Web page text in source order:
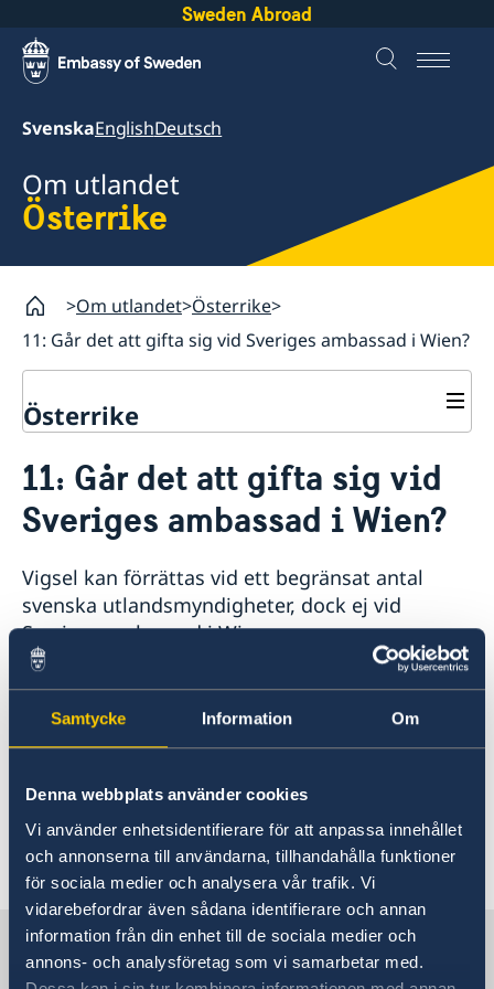
Samtycke Information Om
Denna webbplats använder cookies
Vi använder enhetsidentifierare för att anpassa innehållet
och annonserna till användarna, tillhandahålla funktioner
för sociala medier och analysera vår trafik. Vi
vidarebefordrar även sådana identifierare och annan
information från din enhet till de sociala medier och
annons- och analysföretag som vi samarbetar med.
Sweden Abroad
SvenskaEnglishDeutsch
Om utlandet
Österrike
Om utlandet Österrike
11: Går det att gifta sig vid Sveriges ambassad i Wien?
Österrike
Hjälp till svenskar i Österrike
Rösta i Österrike
Anmälan till röstlängden inför riksdagsvalet 2026
Pass och nationellt ID-kort
Boka tid för pass och nationellt ID-kort
Pass och nationellt ID-kort för vuxen
Pass och nationellt ID-kort för minderårig
Provisoriskt pass
Allmän information om pass
Behålla svenskt medborgarskap
Äktenskapscertifikat
Anmäla nyfödd - Samordningsnummer
Levnadsintyg
Avgifter
Reseinformation
Aktuella händelser
Allmänna säkerhetsläget
Terrorism
Naturförhållanden och katastrofer
In- och utresebestämmelser
Hälso- och sjukvård
Lokala lagar och sedvänjor
Trafiksäkerhet
Resa i landet
Resa med husdjur
Om Österrike
Inför resa
Om olyckan är framme
11: Går det att gifta sig vid
Sveriges ambassad i Wien?
Vigsel kan förrättas vid ett begränsat antal
svenska utlandsmyndigheter, dock ej vid
Sveriges ambassad i Wien.
På regeringens hemsida kan du hitta mer info:
Gifta dig utomlands - Regeringen.se
Svenska Kyrkan i utlandetSKUT:s
Senast uppdaterad 13 mars 2019, 11.06
Sverige i Österrike